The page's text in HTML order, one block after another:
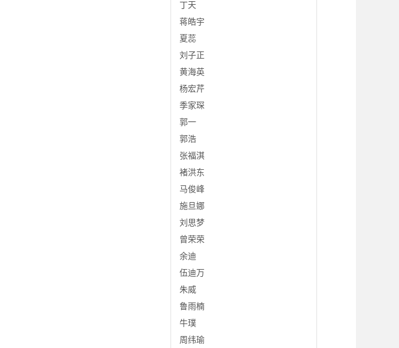
丁天
蒋皓宇
夏蕊
刘子正
黄海英
杨宏芹
季家琛
郭一
郭浩
张福淇
褚洪东
马俊峰
施旦娜
刘思梦
曾荣荣
余迪
伍迪万
朱威
鲁雨楠
牛璞
周纬瑜